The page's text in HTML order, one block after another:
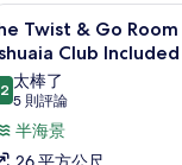
7 Twist & Go
Club Included
分，滿分 10 分
太棒了
5 則評論
(5
則
評
半海景